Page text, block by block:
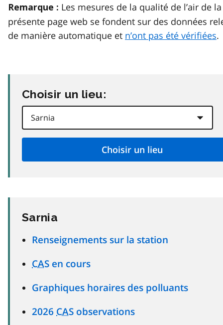
Remarque : Les mesures de la qualité de l’air de la
présente page web se fondent sur des données
de manière automatique et n’ont pas été vérifiées.
Choisir un lieu:
Sarnia
Renseignements sur la station
CAS en cours
Graphiques horaires des polluants
2026 CAS observations